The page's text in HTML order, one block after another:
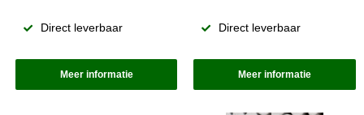
Direct leverbaar
Meer informatie
Direct leverbaar
Meer informatie